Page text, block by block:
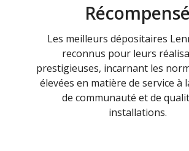
Récompensé
Les meilleurs dépositaires
reconnus pour leurs
prestigieuses, incarnant les
élevées en matière de service à
de communauté et de
installations.